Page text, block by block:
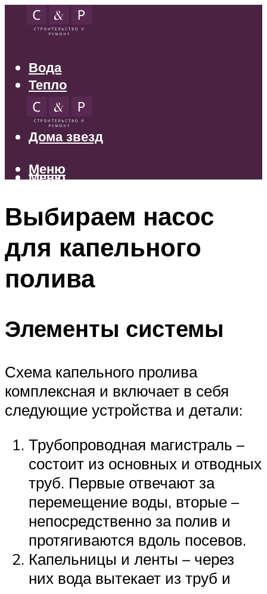
Вода
Тепло
Электрика
Свет
Дома звезд
Меню
Меню
Выбираем насос
для капельного
полива
Элементы системы
Схема капельного пролива
комплексная и включает в себя
следующие устройства и детали:
Трубопроводная магистраль –
состоит из основных и отводных
труб. Первые отвечают за
перемещение воды, вторые –
непосредственно за полив и
протягиваются вдоль посевов.
Капельницы и ленты – через
них вода вытекает из труб и